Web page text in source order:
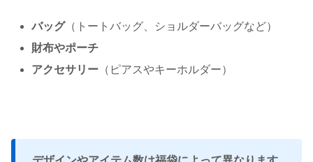
バッグ（トートバッグ、ショルダーバッグなど）
財布やポーチ
アクセサリー （ピアスやキーホルダー）